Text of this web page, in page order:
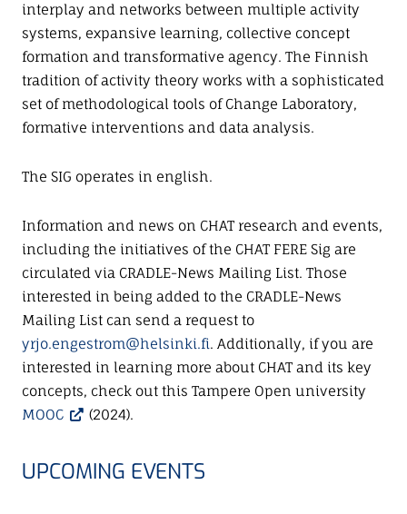
interplay and networks between multiple activity
systems, expansive learning, collective concept
formation and transformative agency. The Finnish
tradition of activity theory works with a sophisticated
set of methodological tools of Change Laboratory,
formative interventions and data analysis.
The SIG operates in english.
Information and news on CHAT research and events,
including the initiatives of the CHAT FERE Sig are
circulated via CRADLE-News Mailing List. Those
interested in being added to the CRADLE-News
Mailing List can send a request to
yrjo.engestrom@helsinki.fi. Additionally, if you are
interested in learning more about CHAT and its key
concepts, check out this Tampere Open university
MOOC
(2024).
UPCOMING EVENTS